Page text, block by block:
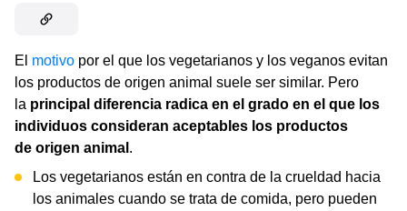
El motivo por el que los vegetarianos y los veganos evitan
los productos de origen animal suele ser similar. Pero
la principal diferencia radica en el grado en el que los
individuos consideran aceptables los productos
de origen animal .
Los vegetarianos están en contra de la crueldad hacia
los animales cuando se trata de comida, pero pueden